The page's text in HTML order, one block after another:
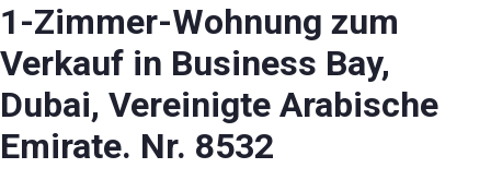
1-Zimmer-Wohnung zum
Verkauf in Business Bay,
Dubai, Vereinigte Arabische
Emirate. Nr. 8532